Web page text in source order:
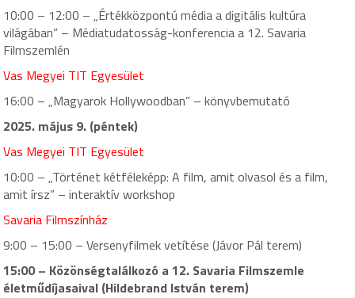
10:00 – 12:00 – „Értékközpontú média a digitális kultúra
világában” – Médiatudatosság-konferencia a 12. Savaria
Filmszemlén
Vas Megyei TIT Egyesület
16:00 – „Magyarok Hollywoodban” – könyvbemutató
2025. május 9. (péntek)
Vas Megyei TIT Egyesület
10:00 – „Történet kétféleképp: A film, amit olvasol és a film,
amit írsz” – interaktív workshop
Savaria Filmszínház
9:00 – 15:00 – Versenyfilmek vetítése (Jávor Pál terem)
15:00 – Közönségtalálkozó a 12. Savaria Filmszemle
életműdíjasaival (Hildebrand István terem)